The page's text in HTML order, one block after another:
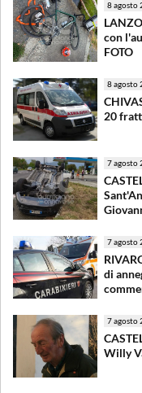
8 agosto
con
FOTO
8 agosto
20
7 agosto
7 agosto
di
7 agosto
Willy